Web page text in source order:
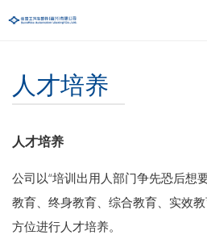
人才培养
人才培养
公司以“培训出用人部门争先恐后想
教育、终身教育、综合教育、实效
方位进行人才培养。